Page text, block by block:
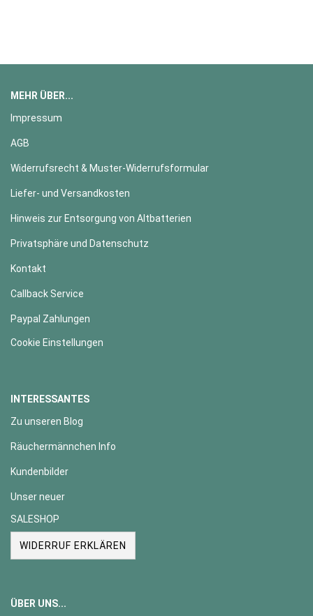
MEHR ÜBER...
Impressum
AGB
Widerrufsrecht & Muster-Widerrufsformular
Liefer- und Versandkosten
Hinweis zur Entsorgung von Altbatterien
Privatsphäre und Datenschutz
Kontakt
Callback Service
Paypal Zahlungen
Cookie Einstellungen
INTERESSANTES
Zu unseren Blog
Räuchermännchen Info
Kundenbilder
Unser neuer
SALESHOP
WIDERRUF ERKLÄREN
ÜBER UNS...